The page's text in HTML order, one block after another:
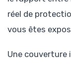
réel de
vous êtes
Une